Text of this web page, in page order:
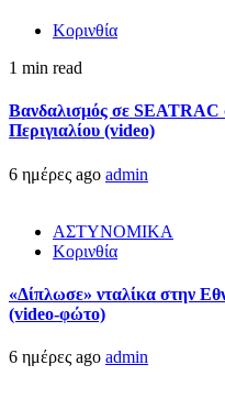
Κορινθία
1 min read
Βανδαλισμός σε SEATRAC
Περιγιαλίου (video)
6 ημέρες ago admin
ΑΣΤΥΝΟΜΙΚΑ
Κορινθία
«Δίπλωσε» νταλίκα στην
(video-φώτο)
6 ημέρες ago admin